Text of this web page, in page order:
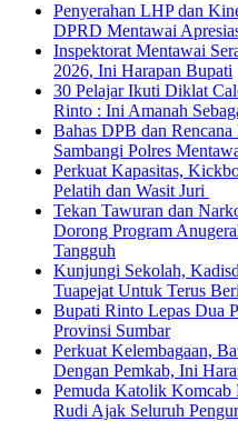
Penyerahan LHP dan
DPRD Mentawai
Inspektorat Mentawai
2026, Ini Harapan Bupati
30 Pelajar Ikuti Diklat
Rinto : Ini Amanah
Bahas DPB dan
Sambangi Polres
Perkuat Kapasitas,
Pelatih dan Wasit Juri
Tekan Tawuran dan
Dorong Program
Tangguh
Kunjungi Sekolah,
Tuapejat Untuk Terus
Bupati Rinto Lepas Dua
Provinsi Sumbar
Perkuat Kelembagaan,
Dengan Pemkab, Ini
Pemuda Katolik Komcab
Rudi Ajak Seluruh